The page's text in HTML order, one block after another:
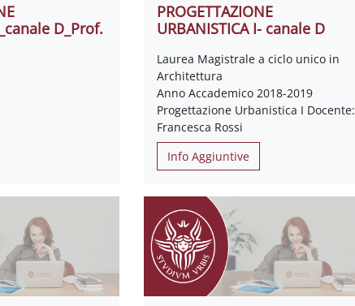
D_Prof.
PROGETTAZIONE
URBANISTICA I- canale D
Laurea Magistrale a ciclo unico in
Architettura
Anno Accademico 2018-2019
Progettazione Urbanistica I Docente:
Francesca Rossi
Info Aggiuntive